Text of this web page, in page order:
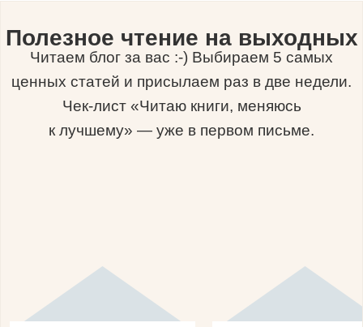
Полезное чтение на выходных
Читаем блог за вас :-) Выбираем 5 самых
ценных статей и присылаем раз в две недели.
Чек-лист «Читаю книги, меняюсь
к лучшему» — уже в первом письме.